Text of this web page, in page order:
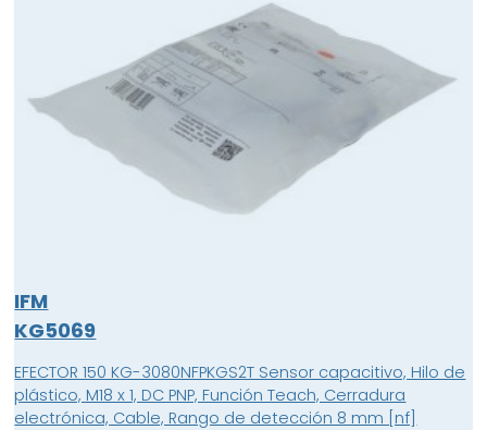
IFM
KG5069
EFECTOR 150 KG-3080NFPKGS2T Sensor capacitivo, Hilo de
plástico, M18 x 1, DC PNP, Función Teach, Cerradura
electrónica, Cable, Rango de detección 8 mm [nf]